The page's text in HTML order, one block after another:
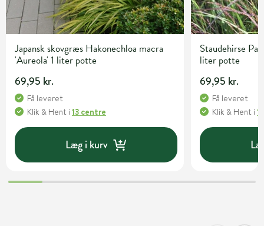
Japansk skovgræs Hakonechloa macra
'Aureola' 1 liter potte
69,95 kr.
Få leveret
Klik & Hent i 13 centre
Læg i kurv
Staudehirse
liter potte
69,95 kr.
Få leveret
Klik & Hent i